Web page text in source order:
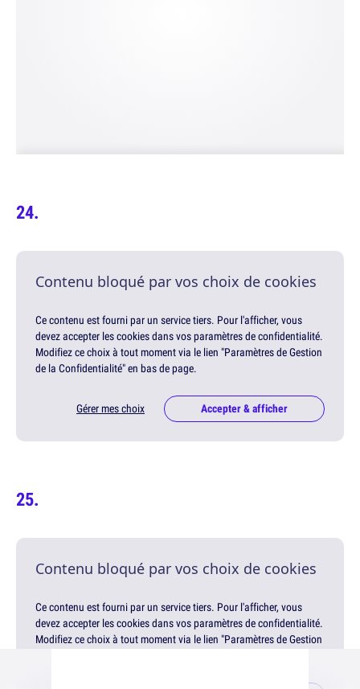
Contenu bloqué par vos choix de cookies
Ce contenu est fourni par un service tiers. Pour l'afficher, vous
devez accepter les cookies dans vos paramètres de confidentialité.
Modifiez ce choix à tout moment via le lien "Paramètres de Gestion
de la Confidentialité" en bas de page.
Gérer mes choix Accepter & afficher
Contenu bloqué par vos choix de cookies
Ce contenu est fourni par un service tiers. Pour l'afficher, vous
devez accepter les cookies dans vos paramètres de confidentialité.
Modifiez ce choix à tout moment via le lien "Paramètres de Gestion